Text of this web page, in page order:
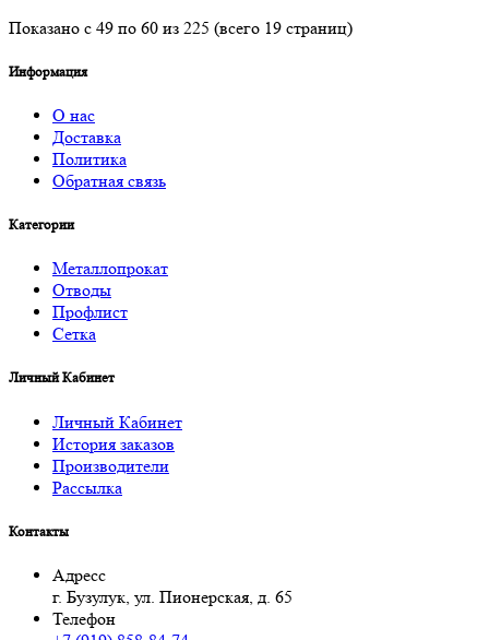
Показано с 49 по 60 из 225 (всего 19 страниц)
Информация
О нас
Доставка
Политика
Обратная связь
Категории
Металлопрокат
Отводы
Профлист
Сетка
Личный Кабинет
Личный Кабинет
История заказов
Производители
Рассылка
Контакты
Адресс
г. Бузулук, ул. Пионерская, д. 65
Телефон